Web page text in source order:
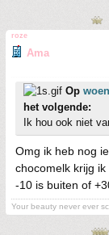
roze
Ama
Op
het volgende:
Ik hou ook niet
Omg ik heb nog
chocomelk krijg
-10 is buiten of
Your beauty never ever